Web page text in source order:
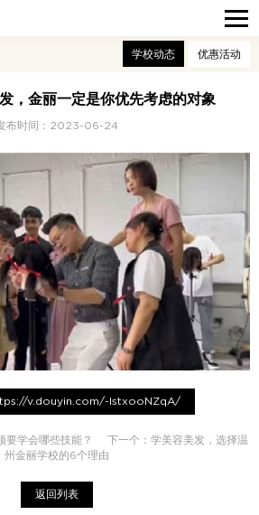
学校动态 优惠活动
，金丽一定是你优先考虑的对象
布时间：2023-06-24
v.douyin.com/-lstxooNZqA/
要学会哪些技能？ 下一个： 学美容美发，选择温
州金丽学校的6个理由
返回列表